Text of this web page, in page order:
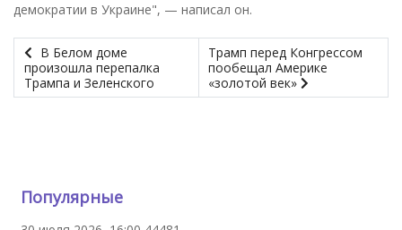
демократии в Украине", — написал он.
В Белом доме
произошла перепалка
Трампа и Зеленского
Трамп перед Конгрессом
пообещал Америке
«золотой век»
Популярные